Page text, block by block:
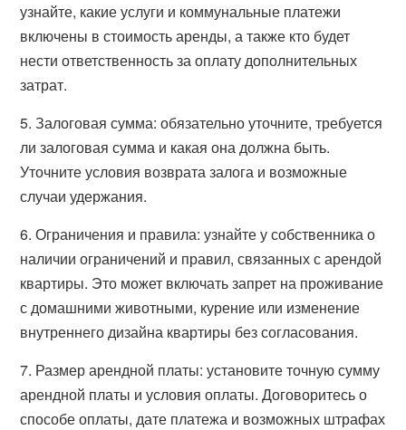
узнайте, какие услуги и коммунальные платежи
включены в стоимость аренды, а также кто будет
нести ответственность за оплату дополнительных
затрат.
5. Залоговая сумма: обязательно уточните, требуется
ли залоговая сумма и какая она должна быть.
Уточните условия возврата залога и возможные
случаи удержания.
6. Ограничения и правила: узнайте у собственника о
наличии ограничений и правил, связанных с арендой
квартиры. Это может включать запрет на проживание
с домашними животными, курение или изменение
внутреннего дизайна квартиры без согласования.
7. Размер арендной платы: установите точную сумму
арендной платы и условия оплаты. Договоритесь о
способе оплаты, дате платежа и возможных штрафах